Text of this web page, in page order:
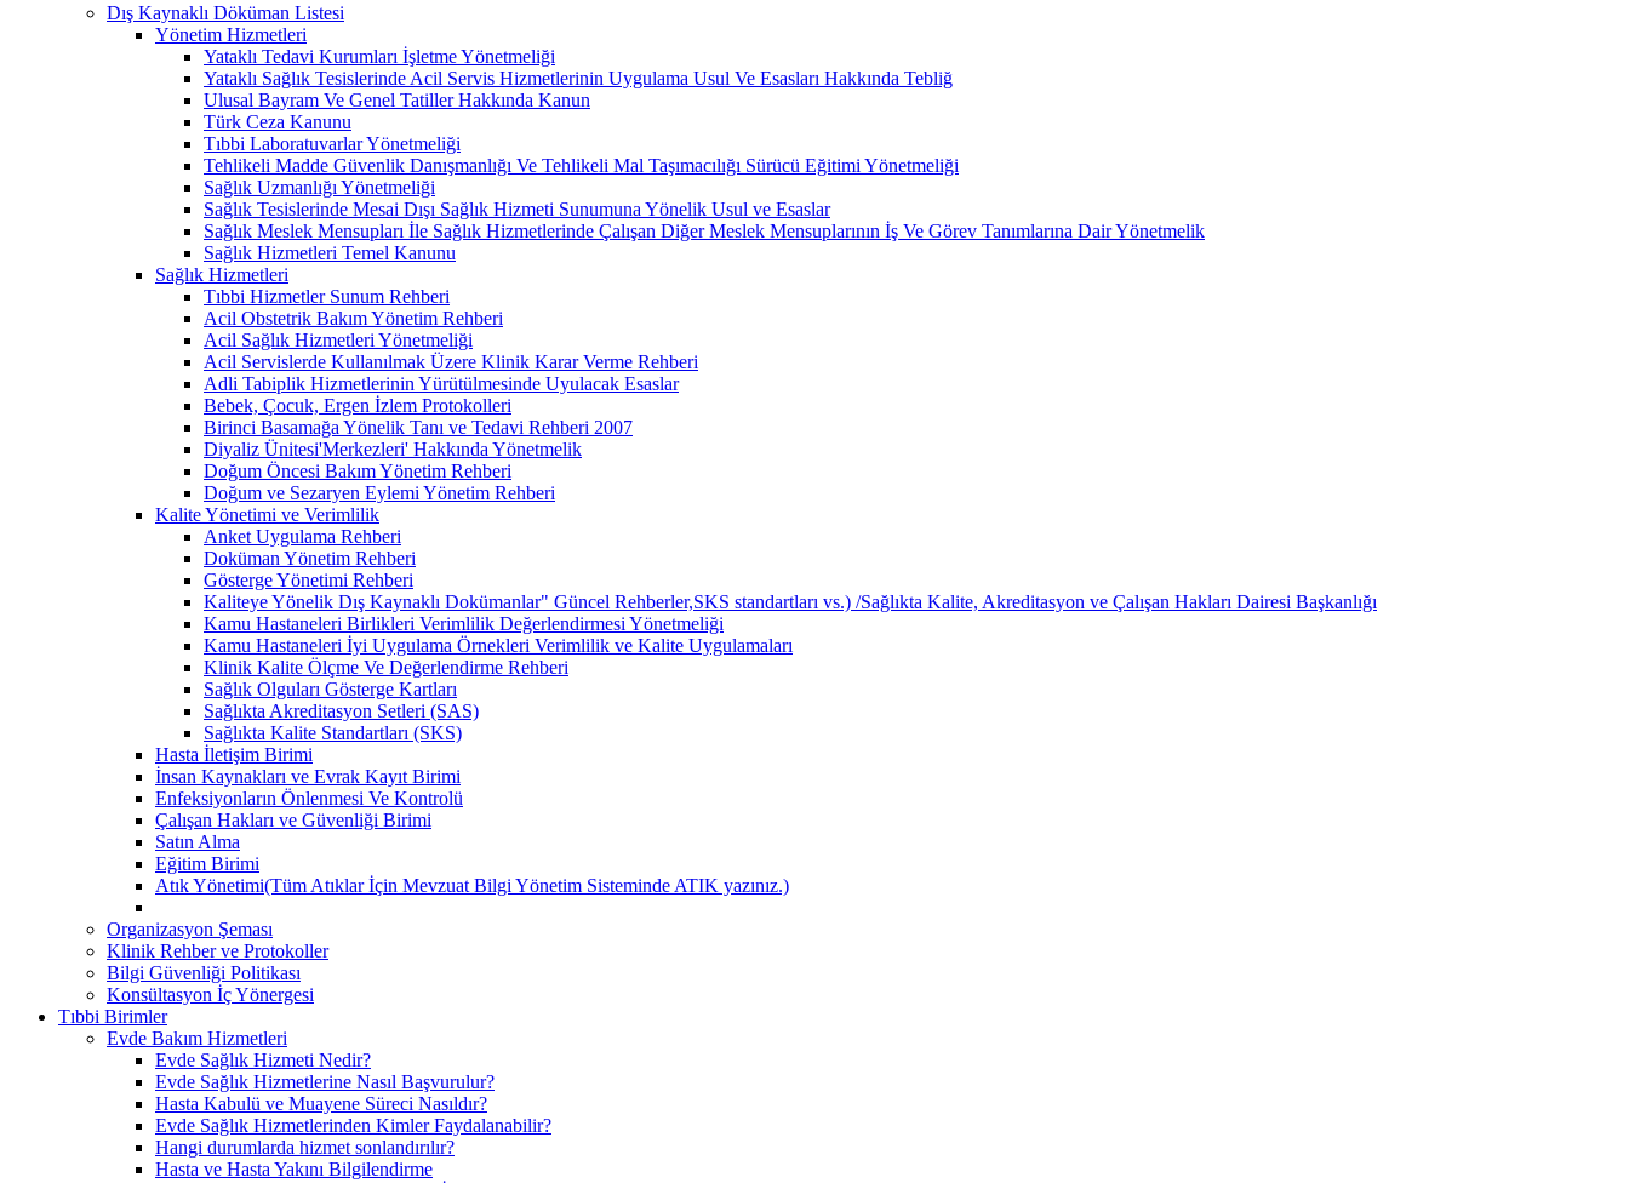
Dış Kaynaklı Döküman Listesi
Yönetim Hizmetleri
Yataklı Tedavi Kurumları İşletme Yönetmeliği
Yataklı Sağlık Tesislerinde Acil Servis Hizmetlerinin Uygulama Usul Ve Esasları Hakkında Tebliğ
Ulusal Bayram Ve Genel Tatiller Hakkında Kanun
Türk Ceza Kanunu
Tıbbi Laboratuvarlar Yönetmeliği
Tehlikeli Madde Güvenlik Danışmanlığı Ve Tehlikeli Mal Taşımacılığı Sürücü Eğitimi Yönetmeliği
Sağlık Uzmanlığı Yönetmeliği
Sağlık Tesislerinde Mesai Dışı Sağlık Hizmeti Sunumuna Yönelik Usul ve Esaslar
Sağlık Meslek Mensupları İle Sağlık Hizmetlerinde Çalışan Diğer Meslek Mensuplarının İş Ve Görev Tanımlarına Dair Yönetmelik
Sağlık Hizmetleri Temel Kanunu
Sağlık Hizmetleri
Tıbbi Hizmetler Sunum Rehberi
Acil Obstetrik Bakım Yönetim Rehberi
Acil Sağlık Hizmetleri Yönetmeliği
Acil Servislerde Kullanılmak Üzere Klinik Karar Verme Rehberi
Adli Tabiplik Hizmetlerinin Yürütülmesinde Uyulacak Esaslar
Bebek, Çocuk, Ergen İzlem Protokolleri
Birinci Basamağa Yönelik Tanı ve Tedavi Rehberi 2007
Diyaliz Ünitesi'Merkezleri' Hakkında Yönetmelik
Doğum Öncesi Bakım Yönetim Rehberi
Doğum ve Sezaryen Eylemi Yönetim Rehberi
Kalite Yönetimi ve Verimlilik
Anket Uygulama Rehberi
Doküman Yönetim Rehberi
Gösterge Yönetimi Rehberi
Kaliteye Yönelik Dış Kaynaklı Dokümanlar" Güncel Rehberler,SKS standartları vs.) /Sağlıkta Kalite, Akreditasyon ve Çalışan Hakları Dairesi Başkanlığı
Kamu Hastaneleri Birlikleri Verimlilik Değerlendirmesi Yönetmeliği
Kamu Hastaneleri İyi Uygulama Örnekleri Verimlilik ve Kalite Uygulamaları
Klinik Kalite Ölçme Ve Değerlendirme Rehberi
Sağlık Olguları Gösterge Kartları
Sağlıkta Akreditasyon Setleri (SAS)
Sağlıkta Kalite Standartları (SKS)
Hasta İletişim Birimi
İnsan Kaynakları ve Evrak Kayıt Birimi
Enfeksiyonların Önlenmesi Ve Kontrolü
Çalışan Hakları ve Güvenliği Birimi
Satın Alma
Eğitim Birimi
Atık Yönetimi(Tüm Atıklar İçin Mevzuat Bilgi Yönetim Sisteminde ATIK yazınız.)
Organizasyon Şeması
Klinik Rehber ve Protokoller
Bilgi Güvenliği Politikası
Konsültasyon İç Yönergesi
Tıbbi Birimler
Evde Bakım Hizmetleri
Evde Sağlık Hizmeti Nedir?
Evde Sağlık Hizmetlerine Nasıl Başvurulur?
Hasta Kabulü ve Muayene Süreci Nasıldır?
Evde Sağlık Hizmetlerinden Kimler Faydalanabilir?
Hangi durumlarda hizmet sonlandırılır?
Hasta ve Hasta Yakını Bilgilendirme